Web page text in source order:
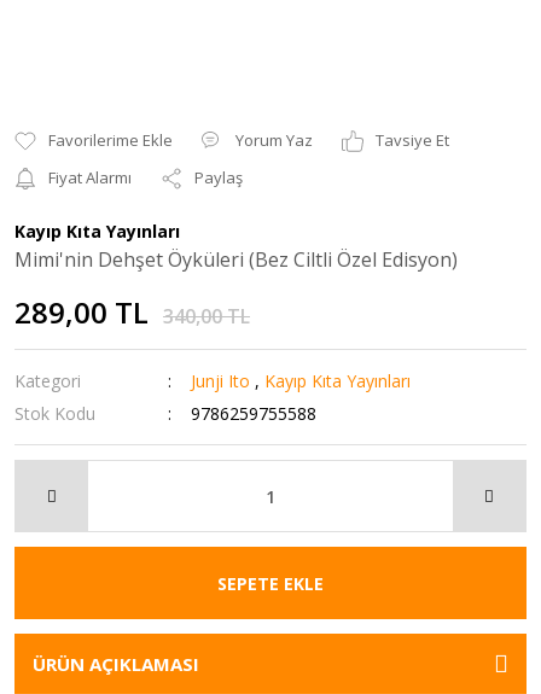
Yorum Yaz
Tavsiye Et
Fiyat Alarmı
Paylaş
Kayıp Kıta Yayınları
Mimi'nin Dehşet Öyküleri (Bez Ciltli Özel Edisyon)
289,00 TL 340,00 TL
Kategori Junji Ito , Kayıp Kıta Yayınları
Stok Kodu
9786259755588
SEPETE EKLE
ÜRÜN AÇIKLAMASI